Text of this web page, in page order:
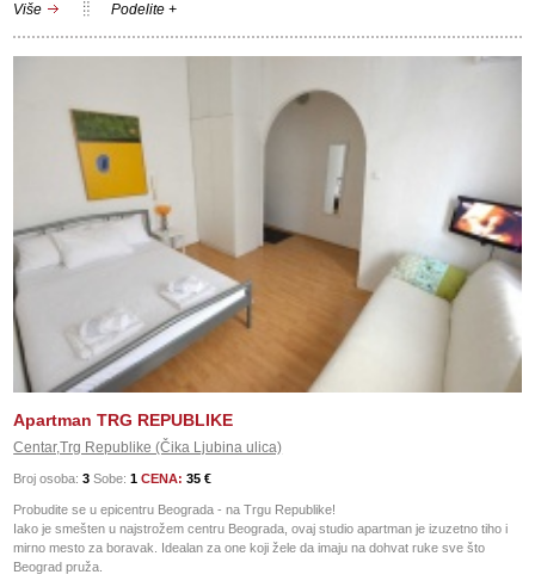
Više Podelite +
Apartman TRG REPUBLIKE
Centar,Trg Republike (Čika Ljubina ulica)
Broj osoba:3 Sobe:1 CENA:35 €
Probudite se u epicentru Beograda - na Trgu Republike!
Iako je smešten u najstrožem centru Beograda, ovaj studio apartman je izuzetno tiho i
mirno mesto za boravak. Idealan za one koji žele da imaju na dohvat ruke sve što
Beograd pruža.